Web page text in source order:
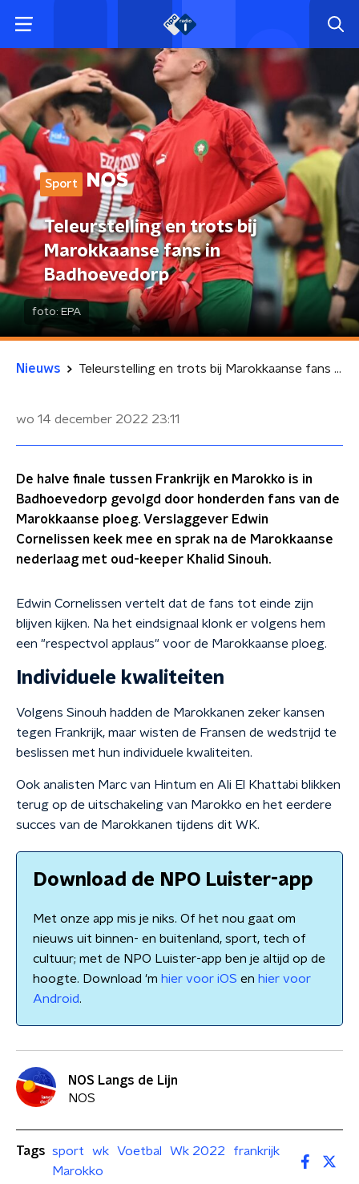
Sport
Teleurstelling en trots bij
Marokkaanse fans in
Badhoevedorp
foto: EPA
Nieuws Teleurstelling en trots bij Marokkaanse fans in Badhoevedorp
wo 14 december 2022 23:11
De halve finale tussen Frankrijk en Marokko is in
Badhoevedorp gevolgd door honderden fans van de
Marokkaanse ploeg. Verslaggever Edwin
Cornelissen keek mee en sprak na de Marokkaanse
nederlaag met oud-keeper Khalid Sinouh.
Edwin Cornelissen vertelt dat de fans tot einde zijn
blijven kijken. Na het eindsignaal klonk er volgens hem
een "respectvol applaus" voor de Marokkaanse ploeg.
Individuele kwaliteiten
Volgens Sinouh hadden de Marokkanen zeker kansen
tegen Frankrijk, maar wisten de Fransen de wedstrijd te
beslissen met hun individuele kwaliteiten.
Ook analisten Marc van Hintum en Ali El Khattabi blikken
terug op de uitschakeling van Marokko en het eerdere
succes van de Marokkanen tijdens dit WK.
Download de NPO Luister-app
Met onze app mis je niks. Of het nou gaat om
nieuws uit binnen- en buitenland, sport, tech of
cultuur; met de NPO Luister-app ben je altijd op de
hoogte. Download 'm hier voor iOS en hier voor
Android.
NOS Langs de Lijn
NOS
Tags sport wk Voetbal Wk 2022
frankrijk
Marokko